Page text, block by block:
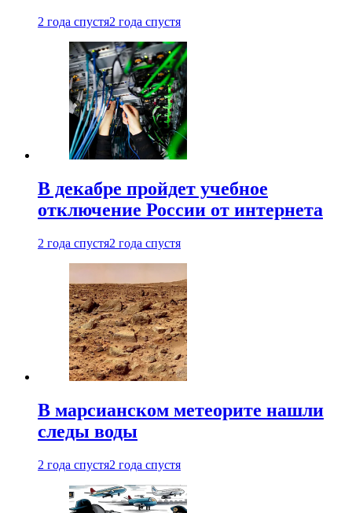
2 года спустя2 года спустя
В декабре пройдет учебное
отключение России от интернета
2 года спустя2 года спустя
В марсианском метеорите нашли
следы воды
2 года спустя2 года спустя